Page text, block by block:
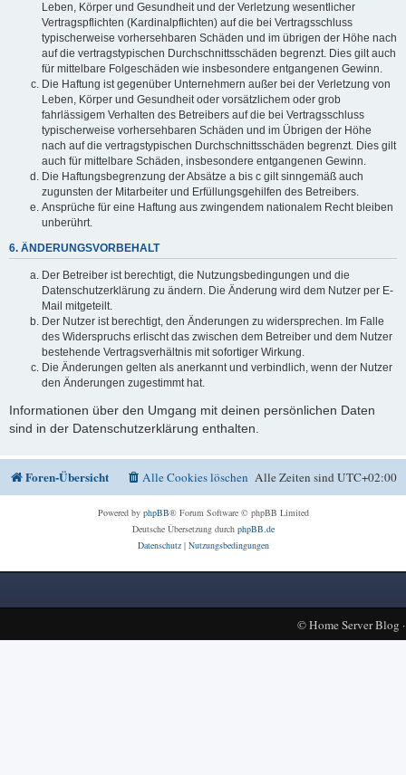
Leben, Körper und Gesundheit und der Verletzung wesentlicher
Vertragspflichten (Kardinalpflichten) auf die bei Vertragsschluss
typischerweise vorhersehbaren Schäden und im übrigen der Höhe nach
auf die vertragstypischen Durchschnittsschäden begrenzt. Dies gilt auch
für mittelbare Folgeschäden wie insbesondere entgangenen Gewinn.
Die Haftung ist gegenüber Unternehmern außer bei der Verletzung von
Leben, Körper und Gesundheit oder vorsätzlichem oder grob
fahrlässigem Verhalten des Betreibers auf die bei Vertragsschluss
typischerweise vorhersehbaren Schäden und im Übrigen der Höhe
nach auf die vertragstypischen Durchschnittsschäden begrenzt. Dies gilt
auch für mittelbare Schäden, insbesondere entgangenen Gewinn.
Die Haftungsbegrenzung der Absätze a bis c gilt sinngemäß auch
zugunsten der Mitarbeiter und Erfüllungsgehilfen des Betreibers.
Ansprüche für eine Haftung aus zwingendem nationalem Recht bleiben
unberührt.
6. ÄNDERUNGSVORBEHALT
Der Betreiber ist berechtigt, die Nutzungsbedingungen und die
Datenschutzerklärung zu ändern. Die Änderung wird dem Nutzer per E-
Mail mitgeteilt.
Der Nutzer ist berechtigt, den Änderungen zu widersprechen. Im Falle
des Widerspruchs erlischt das zwischen dem Betreiber und dem Nutzer
bestehende Vertragsverhältnis mit sofortiger Wirkung.
Die Änderungen gelten als anerkannt und verbindlich, wenn der Nutzer
den Änderungen zugestimmt hat.
Informationen über den Umgang mit deinen persönlichen Daten
sind in der Datenschutzerklärung enthalten.
Foren-Übersicht Alle Zeiten sindUTC+02:00
Alle Cookies löschen
Powered by phpBB® Forum Software © phpBB Limited
Deutsche Übersetzung durch phpBB.de
Datenschutz| Nutzungsbedingungen
©Home Server Blog